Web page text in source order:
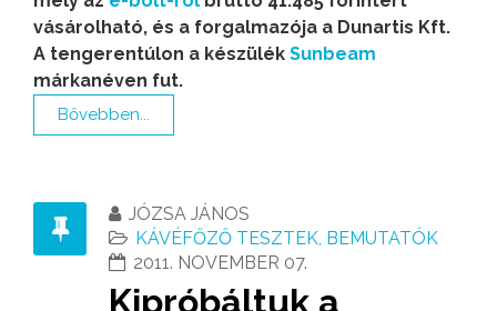
vásárolható, és a forgalmazója a Dunartis Kft.
A tengerentúlon a készülék Sunbeam
márkanéven fut.
Bővebben...
JÓZSA JÁNOS
KÁVÉFŐZŐ TESZTEK, BEMUTATÓK
2011. NOVEMBER 07.
Kipróbáltuk a